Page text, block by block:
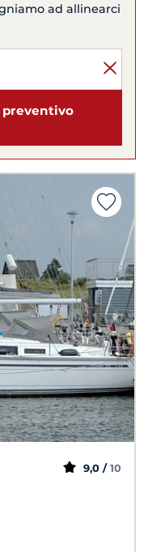
ad allinearci
9,0 / 10